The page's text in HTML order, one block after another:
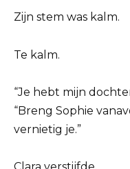
Zijn stem was kalm.
Te kalm.
“Je hebt mijn
“Breng Sophie
vernietig je.”